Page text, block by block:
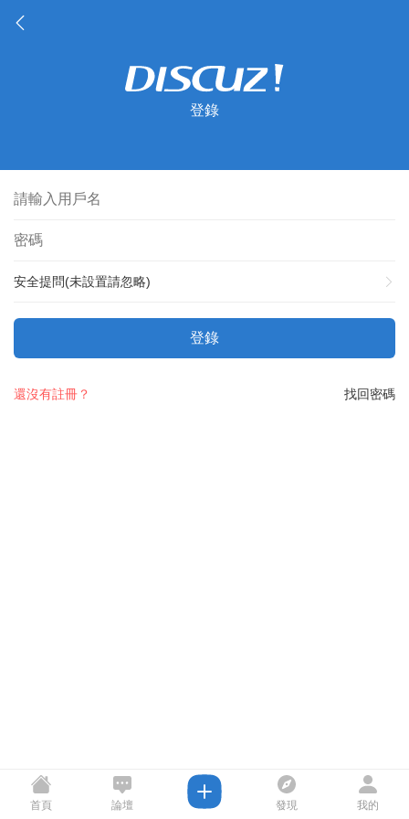
登錄
安全提問(未設置請忽略)
登錄
找回密碼
還沒有註冊？
首頁 論壇 發現 我的